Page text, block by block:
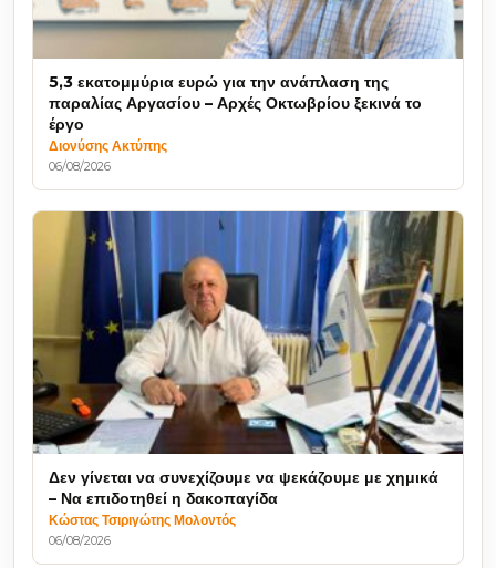
5,3 εκατομμύρια ευρώ για την ανάπλαση της
παραλίας Αργασίου – Αρχές Οκτωβρίου ξεκινά το
έργο
Διονύσης Ακτύπης
06/08/2026
Δεν γίνεται να συνεχίζουμε να ψεκάζουμε με χημικά
– Να επιδοτηθεί η δακοπαγίδα
Κώστας Τσιριγώτης Μολοντός
06/08/2026